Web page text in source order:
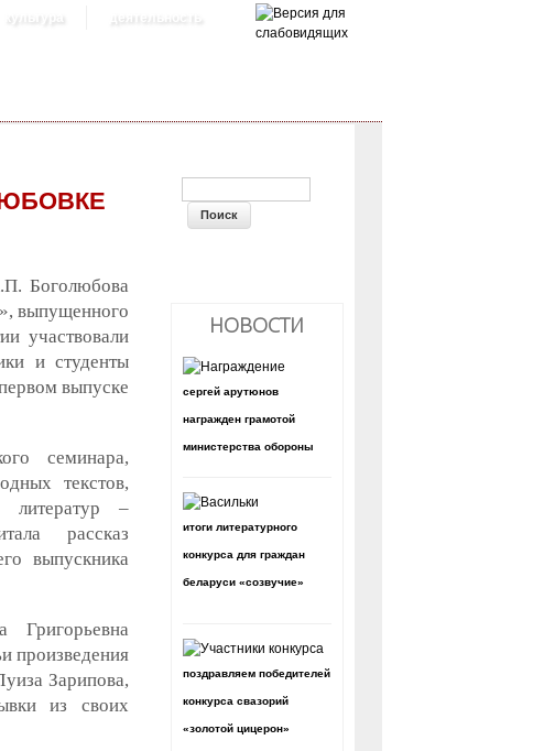
культура деятельность
Боголюбова
выпущенного
участвовали
и студенты
выпуске
семинара,
текстов,
литератур –
рассказ
выпускника
Григорьевна
произведения
Зарипова,
из своих
ФОРМА ПОИСКА
НОВОСТИ
сергей арутюнов
награжден грамотой
министерства обороны
итоги литературного
конкурса для граждан
беларуси «созвучие»
поздравляем победителей
конкурса свазорий
«золотой цицерон»